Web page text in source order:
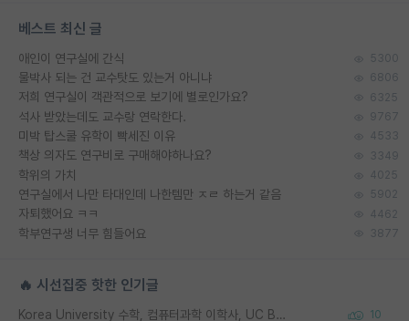
베스트 최신 글
애인이 연구실에 간식 5300
물박사 되는 건 교수탓도 있는거 아니냐 6806
저희 연구실이 객관적으로 보기에 별로인가요? 6325
석사 받았는데도 교수랑 연락한다. 9767
미박 탑스쿨 유학이 빡세진 이유 4533
책상 의자도 연구비로 구매해야하나요? 3349
학위의 가치 4025
연구실에서 나만 타대인데 나한템만 ㅈㄹ 하는거 같음 5902
자퇴했어요 ㅋㅋ 4462
학부연구생 너무 힘들어요 3877
🔥 시선집중 핫한 인기글
Korea University 수학, 컴퓨터과학 이학사, UC Berkeley 산업공학 대학원 공학박사가 되는 것은 쉽지 않겠죠? 10